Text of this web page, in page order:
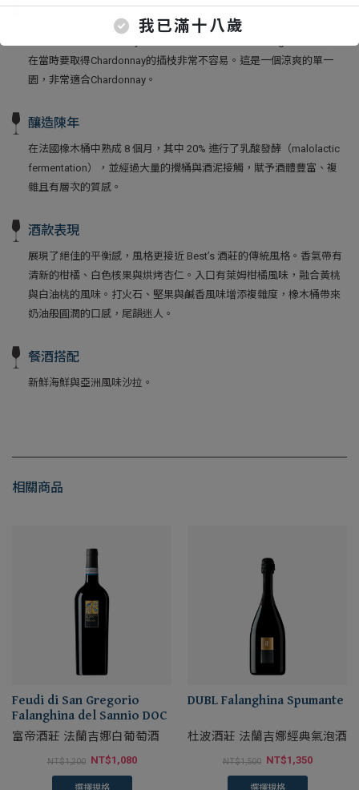
我已滿十八歲
在當時要取得Chardonnay的插枝非常不容易。這是一個涼爽的單一
園，非常適合Chardonnay。
釀造陳年
在法國橡木桶中熟成 8 個月，其中 20% 進行了乳酸發酵（malolactic
fermentation），並經過大量的攪桶與酒泥接觸，賦予酒體豐富、複
雜且有層次的質感。
酒款表現
展現了絕佳的平衡感，風格更接近 Best’s 酒莊的傳統風格。香氣帶有
清新的柑橘、白色核果與烘烤杏仁。入口有萊姆柑橘風味，融合黃桃
與白油桃的風味。打火石、堅果與鹹香風味增添複雜度，橡木桶帶來
奶油般圓潤的口感，尾韻迷人。
餐酒搭配
新鮮海鮮與亞洲風味沙拉。
相關商品
Feudi di San Gregorio
Falanghina del Sannio DOC
富帝酒莊 法蘭吉娜白葡萄酒
NT$1,200 NT$1,080
DUBL Falanghina Spumante
杜波酒莊 法蘭吉娜經典氣泡酒
NT$1,500 NT$1,350